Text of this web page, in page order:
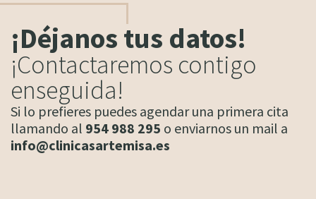
¡Déjanos tus datos!
¡Contactaremos contigo
enseguida!
Si lo prefieres puedes agendar una primera cita
llamando al 954 988 295 o enviarnos un mail a
info@clinicasartemisa.es